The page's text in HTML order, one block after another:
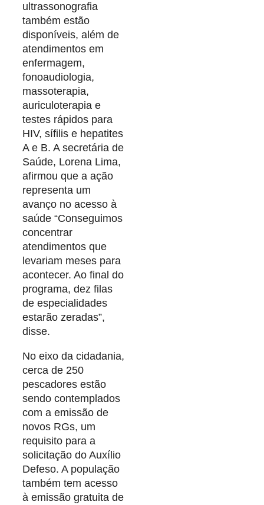
ultrassonografia
também estão
disponíveis, além de
atendimentos em
enfermagem,
fonoaudiologia,
massoterapia,
auriculoterapia e
testes rápidos para
HIV, sífilis e hepatites
A e B. A secretária de
Saúde, Lorena Lima,
afirmou que a ação
representa um
avanço no acesso à
saúde “Conseguimos
concentrar
atendimentos que
levariam meses para
acontecer. Ao final do
programa, dez filas
de especialidades
estarão zeradas”,
disse.
No eixo da cidadania,
cerca de 250
pescadores estão
sendo contemplados
com a emissão de
novos RGs, um
requisito para a
solicitação do Auxílio
Defeso. A população
também tem acesso
à emissão gratuita de